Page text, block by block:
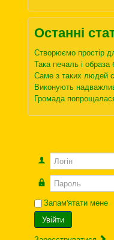
Останні
Створюємо простір
Така печаль і
Саме з таких людей
Виконують
Громада
Логін
Пароль
Запам'ятати мене
Увійти